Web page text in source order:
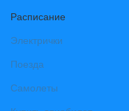
Расписание
Электрички
Поезда
Самолеты